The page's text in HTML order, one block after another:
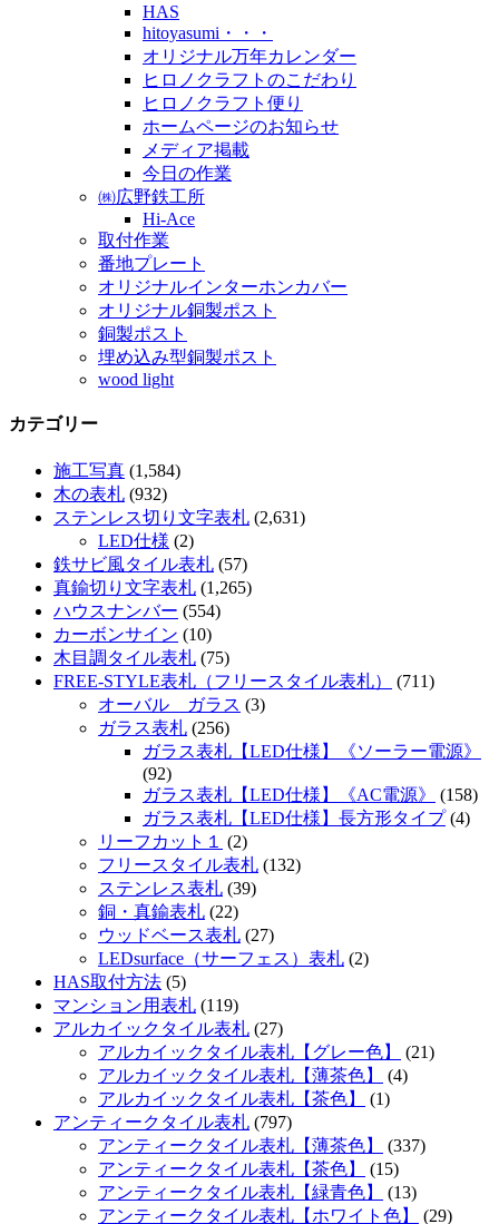
HAS
hitoyasumi・・・
オリジナル万年カレンダー
ヒロノクラフトのこだわり
ヒロノクラフト便り
ホームページのお知らせ
メディア掲載
今日の作業
㈱広野鉄工所
Hi-Ace
取付作業
番地プレート
オリジナルインターホンカバー
オリジナル銅製ポスト
銅製ポスト
埋め込み型銅製ポスト
wood light
カテゴリー
施工写真 (1,584)
木の表札 (932)
ステンレス切り文字表札 (2,631)
LED仕様 (2)
鉄サビ風タイル表札 (57)
真鍮切り文字表札 (1,265)
ハウスナンバー (554)
カーボンサイン (10)
木目調タイル表札 (75)
FREE-STYLE表札（フリースタイル表札）
(711)
オーバル ガラス (3)
ガラス表札 (256)
ガラス表札【LED仕様】《ソーラー電源》
(92)
ガラス表札【LED仕様】《AC電源》
(158)
ガラス表札【LED仕様】長方形タイプ(4)
リーフカット１
(2)
フリースタイル表札 (132)
ステンレス表札 (39)
銅・真鍮表札 (22)
ウッドベース表札 (27)
LEDsurface（サーフェス）表札 (2)
HAS取付方法 (5)
マンション用表札 (119)
アルカイックタイル表札 (27)
アルカイックタイル表札【グレー色】
(21)
アルカイックタイル表札【薄茶色】
(4)
アルカイックタイル表札【茶色】
(1)
アンティークタイル表札 (797)
アンティークタイル表札【薄茶色】
(337)
アンティークタイル表札【茶色】
(15)
アンティークタイル表札【緑青色】
(13)
アンティークタイル表札【ホワイト色】
(29)